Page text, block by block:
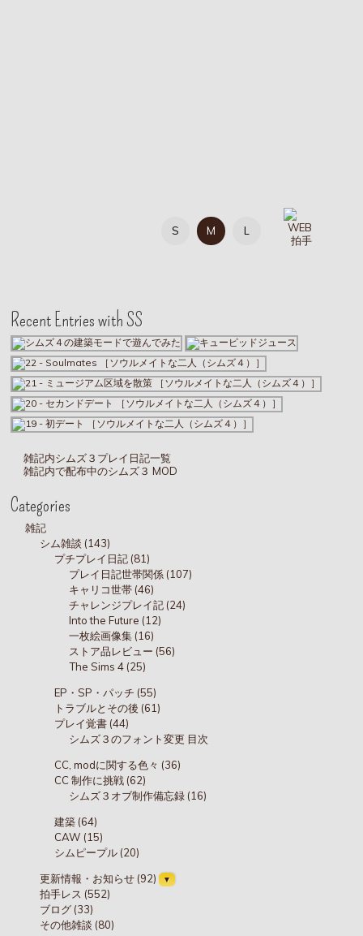
S M L
Recent Entries with SS
雑記内シムズ３プレイ日記一覧
雑記内で配布中のシムズ３ MOD
Categories
雑記
シム雑談 (143)
プチプレイ日記 (81)
プレイ日記世帯関係 (107)
キャリコ世帯 (46)
チャレンジプレイ記 (24)
Into the Future (12)
一枚絵画像集 (16)
ストア品レビュー (56)
The Sims 4 (25)
EP・SP・パッチ (55)
トラブルとその後 (61)
プレイ覚書 (44)
シムズ３のフォント変更 目次
CC, modに関する色々 (36)
CC 制作に挑戦 (62)
シムズ３オブ制作備忘録 (16)
建築 (64)
CAW (15)
シムピープル (20)
更新情報・お知らせ (92)
拍手レス (552)
ブログ (33)
その他雑談 (80)